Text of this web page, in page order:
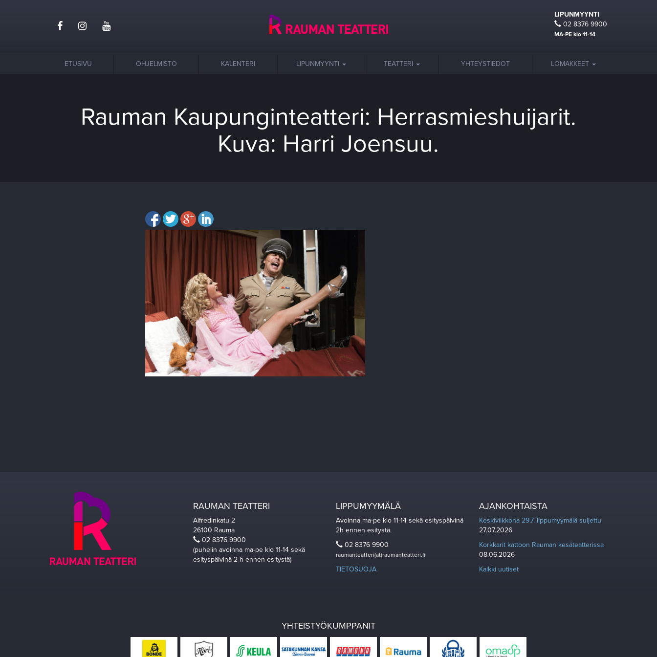
LIPUNMYYNTI
02 8376 9900
MA-PE klo 11-14
ETUSIVU OHJELMISTO KALENTERI LIPUNMYYNTI TEATTERI YHTEYSTIEDOT LOMAKKEET
Rauman Kaupunginteatteri: Herrasmieshuijarit.
Kuva: Harri Joensuu.
RAUMAN TEATTERI
Alfredinkatu 2
26100 Rauma
02 8376 9900
(puhelin avoinna ma-pe klo 11-14 sekä
esityspäivinä 2 h ennen esitystä)
LIPPUMYYMÄLÄ
Avoinna ma-pe klo 11-14 sekä esityspäivinä
2h ennen esitystä.
02 8376 9900
raumanteatteri(at)raumanteatteri.fi
TIETOSUOJA
AJANKOHTAISTA
Keskiviikkona 29.7. lippumyymälä suljettu
27.07.2026
Korkkarit kattoon Rauman kesäteatterissa
08.06.2026
Kaikki uutiset
YHTEISTYÖKUMPPANIT